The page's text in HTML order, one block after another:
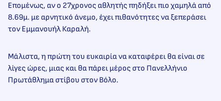
Επομένως, αν ο 27χρονος αθλητής πηδήξει πιο χαμηλά από
8.69μ. με αρνητικό άνεμο, έχει πιθανότητες να ξεπεράσει
τον Εμμανουήλ Καραλή.
Μάλιστα, η πρώτη του ευκαιρία να καταφέρει θα είναι σε
λίγες ώρες, μιας και θα πάρει μέρος στο Πανελλήνιο
Πρωτάθλημα στίβου στον Βόλο.